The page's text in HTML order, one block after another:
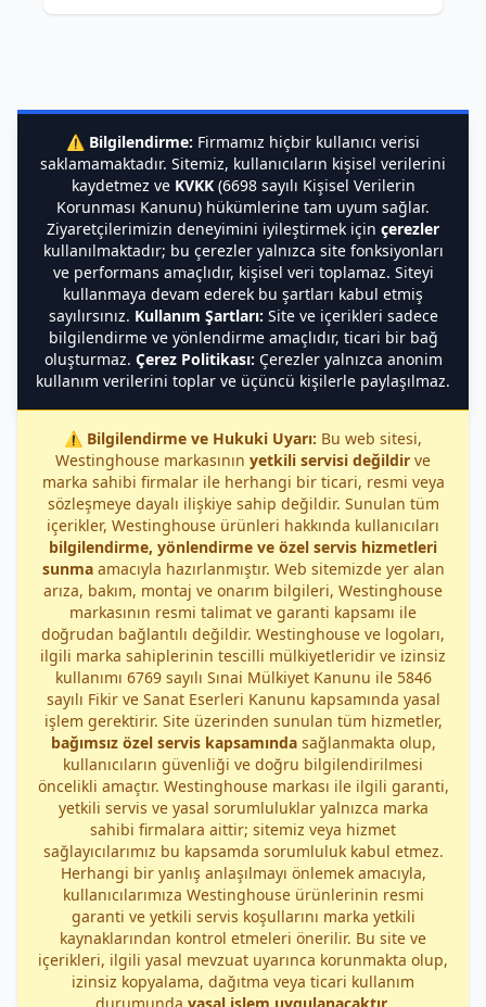
⚠️ Bilgilendirme: Firmamız hiçbir kullanıcı verisi
saklamamaktadır. Sitemiz, kullanıcıların kişisel verilerini
kaydetmez ve KVKK(6698 sayılı Kişisel Verilerin
Korunması Kanunu) hükümlerine tam uyum sağlar.
Ziyaretçilerimizin deneyimini iyileştirmek için çerezler
kullanılmaktadır; bu çerezler yalnızca site fonksiyonları
ve performans amaçlıdır, kişisel veri toplamaz. Siteyi
kullanmaya devam ederek bu şartları kabul etmiş
sayılırsınız. Kullanım Şartları: Site ve içerikleri sadece
bilgilendirme ve yönlendirme amaçlıdır, ticari bir bağ
oluşturmaz. Çerez Politikası: Çerezler yalnızca anonim
kullanım verilerini toplar ve üçüncü kişilerle paylaşılmaz.
⚠️ Bilgilendirme ve Hukuki Uyarı: Bu web sitesi,
Westinghouse markasının yetkili servisi değildir ve
marka sahibi firmalar ile herhangi bir ticari, resmi veya
sözleşmeye dayalı ilişkiye sahip değildir. Sunulan tüm
içerikler, Westinghouse ürünleri hakkında kullanıcıları
bilgilendirme, yönlendirme ve özel servis hizmetleri
sunmaamacıyla hazırlanmıştır. Web sitemizde yer alan
arıza, bakım, montaj ve onarım bilgileri, Westinghouse
markasının resmi talimat ve garanti kapsamı ile
doğrudan bağlantılı değildir. Westinghouse ve logoları,
ilgili marka sahiplerinin tescilli mülkiyetleridir ve izinsiz
kullanımı 6769 sayılı Sınai Mülkiyet Kanunu ile 5846
sayılı Fikir ve Sanat Eserleri Kanunu kapsamında yasal
işlem gerektirir. Site üzerinden sunulan tüm hizmetler,
bağımsız özel servis kapsamındasağlanmakta olup,
kullanıcıların güvenliği ve doğru bilgilendirilmesi
öncelikli amaçtır. Westinghouse markası ile ilgili garanti,
yetkili servis ve yasal sorumluluklar yalnızca marka
sahibi firmalara aittir; sitemiz veya hizmet
sağlayıcılarımız bu kapsamda sorumluluk kabul etmez.
Herhangi bir yanlış anlaşılmayı önlemek amacıyla,
kullanıcılarımıza Westinghouse ürünlerinin resmi
garanti ve yetkili servis koşullarını marka yetkili
kaynaklarından kontrol etmeleri önerilir. Bu site ve
içerikleri, ilgili yasal mevzuat uyarınca korunmakta olup,
izinsiz kopyalama, dağıtma veya ticari kullanım